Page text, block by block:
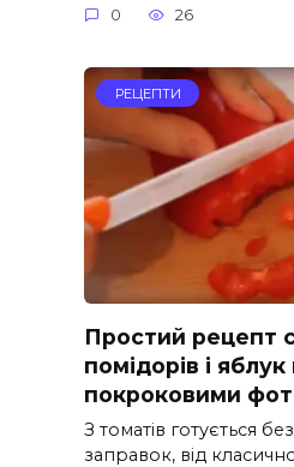
0 26
РЕЦЕПТИ
Простий рецепт
помідорів і
покроковими
З томатів готується
заправок, від